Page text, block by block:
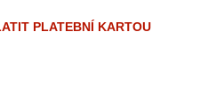
PLATEBNÍ KARTOU